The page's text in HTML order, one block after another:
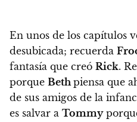
En unos de los capítulos
desubicada; recuerda
fantasía que creó Rick.
porque Bethpiensa que
de sus amigos de la
es salvar a Tommy